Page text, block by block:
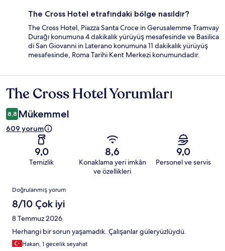
The Cross Hotel etrafındaki bölge nasıldır?
The Cross Hotel, Piazza Santa Croce in Gerusalemme Tramvay
Durağı konumuna 4 dakikalık yürüyüş mesafesinde ve Basilica
di San Giovanni in Laterano konumuna 11 dakikalık yürüyüş
mesafesinde, Roma Tarihi Kent Merkezi konumundadır.
Yorumlar
The Cross Hotel Yorumları
8,8 Mükemmel
609 yorum
9,0
Temizlik
8,6
Konaklama yeri imkân
ve özellikleri
9,0
Personel ve servis
Yorumlar
Doğrulanmış yorum
8/10 Çok iyi
8 Temmuz 2026
Herhangi bir sorun yaşamadık. Çalışanlar güleryüzlüydü.
Hakan, 1 gecelik seyahat